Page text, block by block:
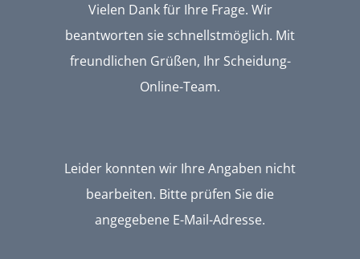
Vielen Dank für Ihre Frage. Wir
beantworten sie schnellstmöglich. Mit
freundlichen Grüßen, Ihr Scheidung-
Online-Team.
Leider konnten wir Ihre Angaben nicht
bearbeiten. Bitte prüfen Sie die
angegebene E-Mail-Adresse.